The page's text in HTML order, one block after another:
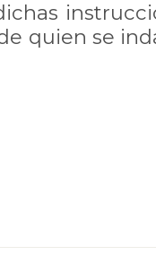
quien se